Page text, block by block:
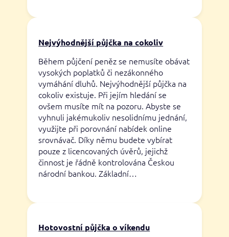
Nejvýhodnější půjčka na cokoliv
Během půjčení peněz se nemusíte obávat
vysokých poplatků či nezákonného
vymáhání dluhů. Nejvýhodnější půjčka na
cokoliv existuje. Při jejím hledání se
ovšem musíte mít na pozoru. Abyste se
vyhnuli jakémukoliv nesolidnímu jednání,
využijte při porovnání nabídek online
srovnávač. Díky němu budete vybírat
pouze z licencovaných úvěrů, jejichž
činnost je řádně kontrolována Českou
národní bankou. Základní…
Hotovostní půjčka o víkendu